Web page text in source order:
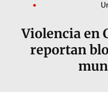
Violencia en
reportan